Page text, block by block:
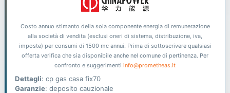
Costo annuo stimanto della sola componente energia di remunerazione
alla società di vendita (esclusi oneri di sistema, distribuzione, iva,
imposte) per consumi di 1500 mc annui. Prima di sottoscrivere qualsiasi
offerta verifica che sia disponibile anche nel comune di pertinenza. Per
confronto e suggerimenti info@prometheas.it
Dettagli: cp gas casa fix70
Garanzie: deposito cauzionale